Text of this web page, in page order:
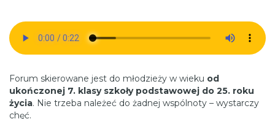
Forum skierowane jest do młodzieży w wieku od
ukończonej 7. klasy szkoły podstawowej do 25. roku
życia. Nie trzeba należeć do żadnej wspólnoty – wystarczy
chęć.